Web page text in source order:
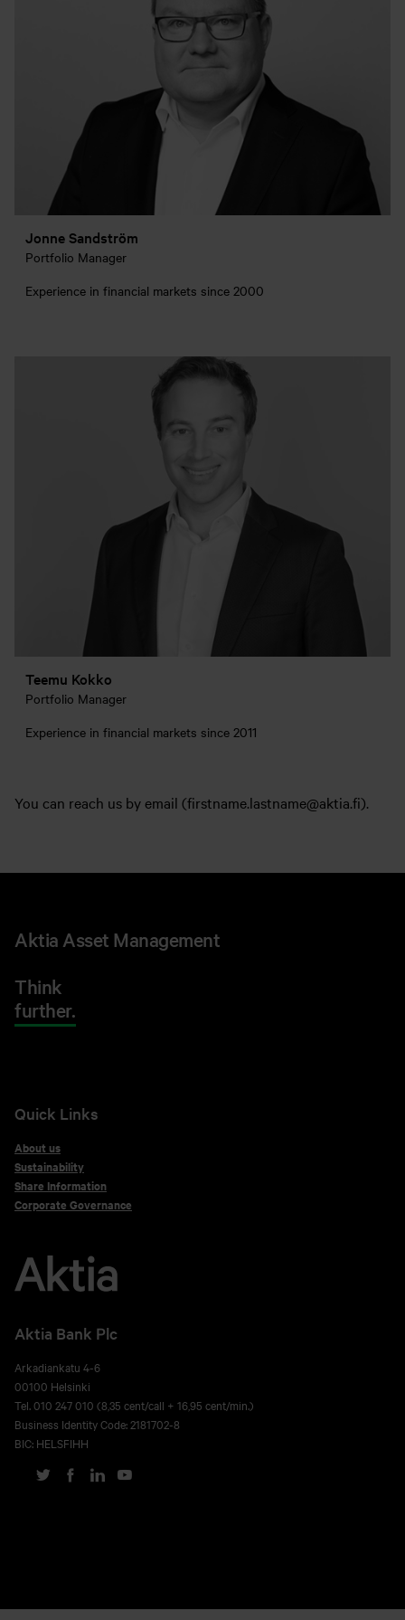
Jonne Sandström
Portfolio Manager
Experience in financial markets since 2000
Teemu Kokko
Portfolio Manager
Experience in financial markets since 2011
You can reach us by email (firstname.lastname@aktia.fi).
Aktia Asset Management
Think
further.
Quick Links
About us
Sustainability
Share Information
Corporate Governance
Aktia Bank Plc
Arkadiankatu 4-6
00100 Helsinki
Tel. 010 247 010 (8,35 cent/call + 16,95 cent/min.)
Business Identity Code: 2181702-8
BIC: HELSFIHH